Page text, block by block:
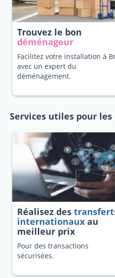
Trouvez le bon
déménageur
Facilitez votre installation à
avec un expert du
déménagement.
Services utiles pour
Réalisez des
internationaux au
meilleur prix
Pour des transactions
sécurisées.